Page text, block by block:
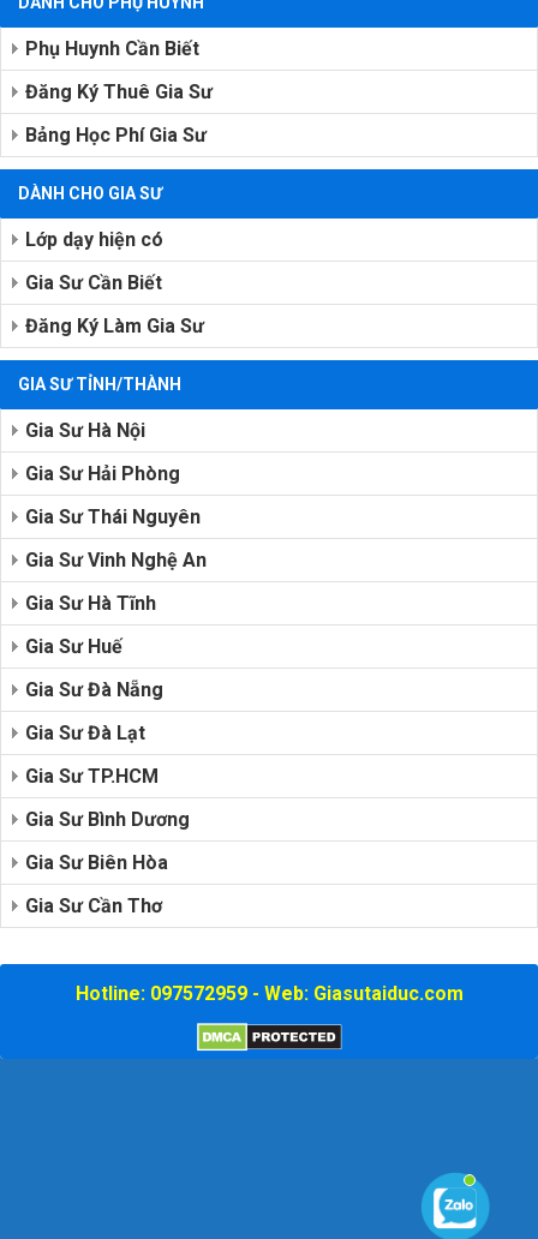
Phụ Huynh Cần Biết
Đăng Ký Thuê Gia Sư
Bảng Học Phí Gia Sư
DÀNH CHO GIA SƯ
Lớp dạy hiện có
Gia Sư Cần Biết
Đăng Ký Làm Gia Sư
GIA SƯ TỈNH/THÀNH
Gia Sư Hà Nội
Gia Sư Hải Phòng
Gia Sư Thái Nguyên
Gia Sư Vinh Nghệ An
Gia Sư Hà Tĩnh
Gia Sư Huế
Gia Sư Đà Nẵng
Gia Sư Đà Lạt
Gia Sư TP.HCM
Gia Sư Bình Dương
Gia Sư Biên Hòa
Gia Sư Cần Thơ
Hotline: 097572959 - Web: Giasutaiduc.com